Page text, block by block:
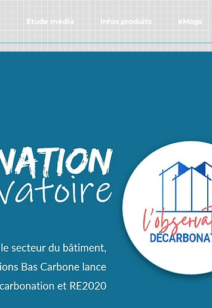
Etude média Infos produits eMags